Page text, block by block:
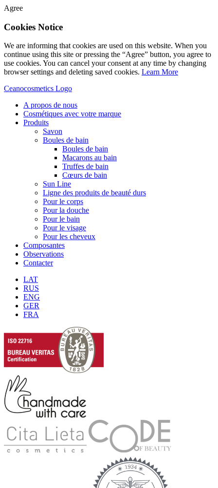
Agree
Cookies Notice
We are informing that cookies are used on this website. When you
continue using this site or pressing the “Agree” button, you agree to
use cookies. You can cancel your consent at any time by changing
browser settings and deleting saved cookies. Learn More
Ceanocosmetics Logo
A propos de nous
Cosmétiques avec votre marque
Produits
Savon
Boules de bain
Boules de bain
Macarons au bain
Truffes de bain
Cœurs de bain
Sun Line
Ligne des produits de beauté durs
Pour le corps
Pour la douche
Pour le bain
Pour le visage
Pour les cheveux
Composantes
Observations
Contacter
LAT
RUS
ENG
GER
FRA